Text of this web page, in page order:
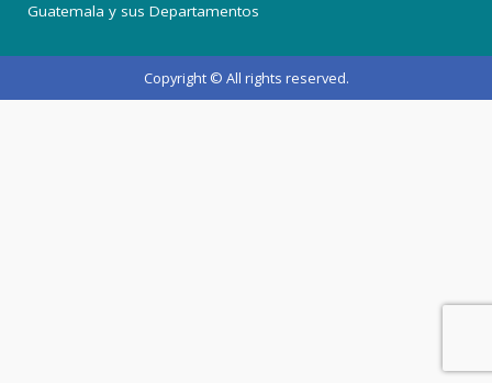
Guatemala y sus Departamentos
Copyright © All rights reserved.